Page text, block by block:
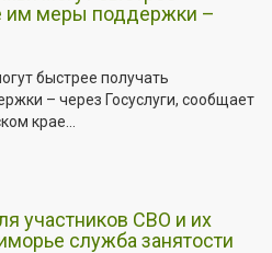
им меры поддержки –
быстрее получать
– через Госуслуги, сообщает
крае...
участников СВО и их
служба занятости